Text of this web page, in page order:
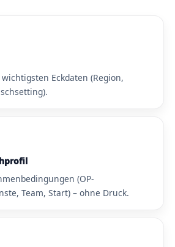
Eckdaten (Region,
(OP-
Team, Start) – ohne Druck.